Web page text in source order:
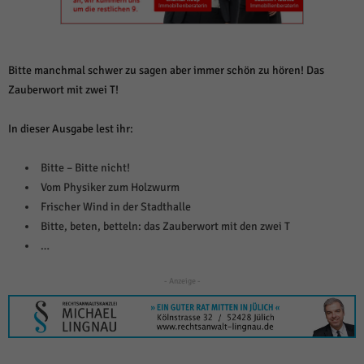
Bitte manchmal schwer zu sagen aber immer schön zu hören! Das
Zauberwort mit zwei T!
In dieser Ausgabe lest ihr:
Bitte – Bitte nicht!
Vom Physiker zum Holzwurm
Frischer Wind in der Stadthalle
Bitte, beten, betteln: das Zauberwort mit den zwei T
…
- Anzeige -
Statistiken (1)
uns zu verstehen, wie unsere Besucher unsere Website nutzen.
Cookie-Informationen anzeigen
Marketing (1)
Marketing-Cookies werden von Drittanbietern oder Publishern verwendet,